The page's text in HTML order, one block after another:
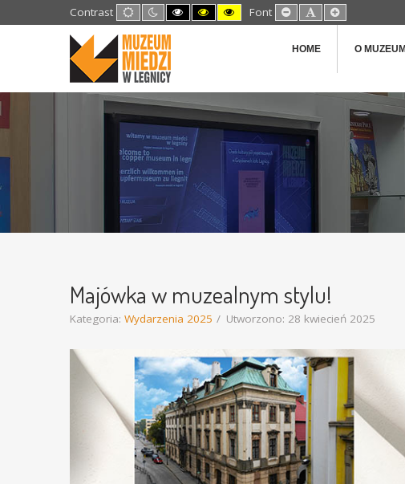
Contrast Default
mode
Night
mode
High
Contrast
High
Contrast
High
Contrast
Font Set
Smaller
Set
Default
Set
Larger
HOME O MUZEUM
Majówka w muzealnym stylu!
Kategoria: Wydarzenia 2025 Utworzono: 28 kwiecień 2025